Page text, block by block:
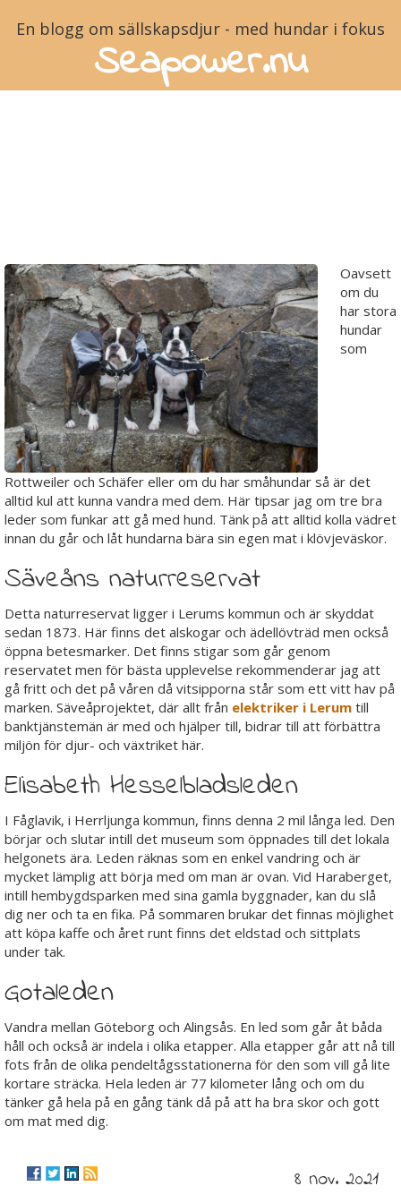
En blogg om sällskapsdjur - med hundar i fokus
Seapower.nu
Oavsett
om du
har stora
hundar
som
Rottweiler och Schäfer eller om du har småhundar så är det
alltid kul att kunna vandra med dem. Här tipsar jag om tre bra
leder som funkar att gå med hund. Tänk på att alltid kolla vädret
innan du går och låt hundarna bära sin egen mat i klövjeväskor.
Säveåns naturreservat
Detta naturreservat ligger i Lerums kommun och är skyddat
sedan 1873. Här finns det alskogar och ädellövträd men också
öppna betesmarker. Det finns stigar som går genom
reservatet men för bästa upplevelse rekommenderar jag att
gå fritt och det på våren då vitsipporna står som ett vitt hav på
marken. Säveåprojektet, där allt från elektriker i Lerum till
banktjänstemän är med och hjälper till, bidrar till att förbättra
miljön för djur- och växtriket här.
Elisabeth Hesselbladsleden
I Fåglavik, i Herrljunga kommun, finns denna 2 mil långa led. Den
börjar och slutar intill det museum som öppnades till det lokala
helgonets ära. Leden räknas som en enkel vandring och är
mycket lämplig att börja med om man är ovan. Vid Haraberget,
intill hembygdsparken med sina gamla byggnader, kan du slå
dig ner och ta en fika. På sommaren brukar det finnas möjlighet
att köpa kaffe och året runt finns det eldstad och sittplats
under tak.
Gotaleden
Vandra mellan Göteborg och Alingsås. En led som går åt båda
håll och också är indela i olika etapper. Alla etapper går att nå till
fots från de olika pendeltågsstationerna för den som vill gå lite
kortare sträcka. Hela leden är 77 kilometer lång och om du
tänker gå hela på en gång tänk då på att ha bra skor och gott
om mat med dig.
8 nov. 2021